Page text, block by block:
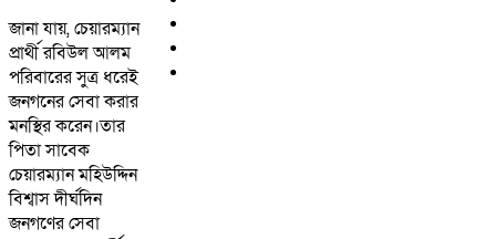
জানা যায়, চেয়ারম্যান
প্রার্থী রবিউল আলম
পরিবারের সুত্র ধরেই
জনগনের সেবা করার
মনস্থির করেন।তার
পিতা সাবেক
চেয়ারম্যান মহিউদ্দিন
বিশ্বাস দীর্ঘদিন
জনগণের সেবা